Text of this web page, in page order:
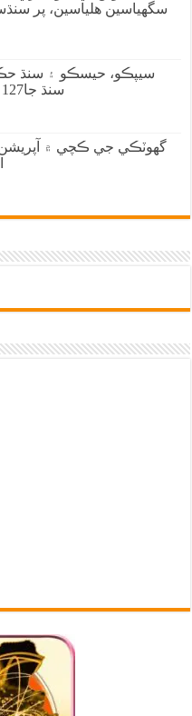
سگهياسين هلياسين، پر
سيپڪو، حيسڪو ۽ سنڌ
سنڌ جا127 ارب رپيا ٻڏي ويا؟
گهوٽڪي جي ڪچي ۾ آپريشن